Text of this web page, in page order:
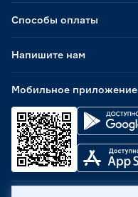
Способы оплаты
Мобильное приложение
Напишите нам